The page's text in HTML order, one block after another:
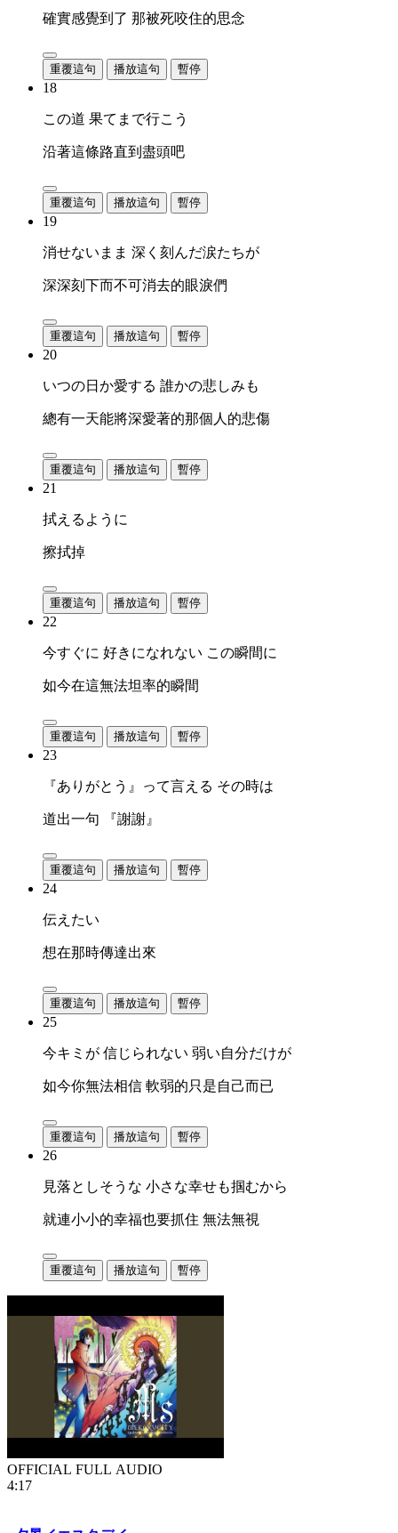
確實感覺到了 那被死咬住的思念
重覆這句 播放這句 暫停
18
この道 果てまで行こう
沿著這條路直到盡頭吧
重覆這句 播放這句 暫停
19
消せないまま 深く刻んだ涙たちが
深深刻下而不可消去的眼淚們
重覆這句 播放這句 暫停
20
いつの日か愛する 誰かの悲しみも
總有一天能將深愛著的那個人的悲傷
重覆這句 播放這句 暫停
21
拭えるように
擦拭掉
重覆這句 播放這句 暫停
22
今すぐに 好きになれない この瞬間に
如今在這無法坦率的瞬間
重覆這句 播放這句 暫停
23
『ありがとう』って言える その時は
道出一句 『謝謝』
重覆這句 播放這句 暫停
24
伝えたい
想在那時傳達出來
重覆這句 播放這句 暫停
25
今キミが 信じられない 弱い自分だけが
如今你無法相信 軟弱的只是自己而已
重覆這句 播放這句 暫停
26
見落としそうな 小さな幸せも掴むから
就連小小的幸福也要抓住 無法無視
重覆這句 播放這句 暫停
OFFICIAL FULL AUDIO
4:17